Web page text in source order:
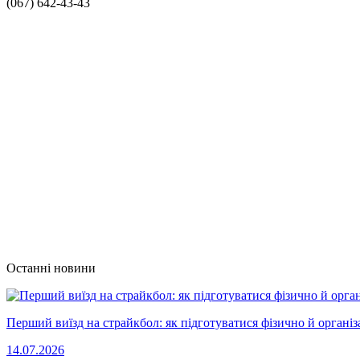
Останні новини
Перший виїзд на страйкбол: як підготуватися фізично й
14.07.2026